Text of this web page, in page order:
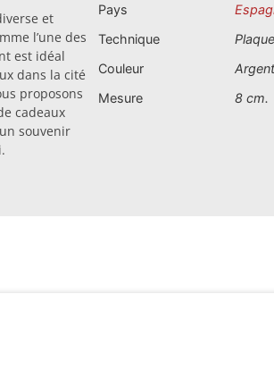
et
l’une des
est idéal
dans la cité
proposons
cadeaux
souvenir
Pays
Technique
Plaque
Couleur
Argent
Mesure
8 cm.